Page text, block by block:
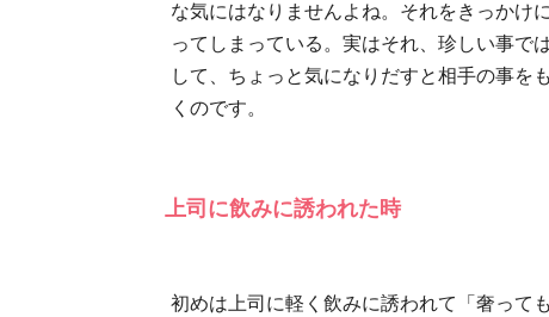
な気にはなりませんよね。それをきっかけ
ってしまっている。実はそれ、珍しい事で
して、ちょっと気になりだすと相手の事を
くのです。
上司に飲みに誘われた時
初めは上司に軽く飲みに誘われて「奢って